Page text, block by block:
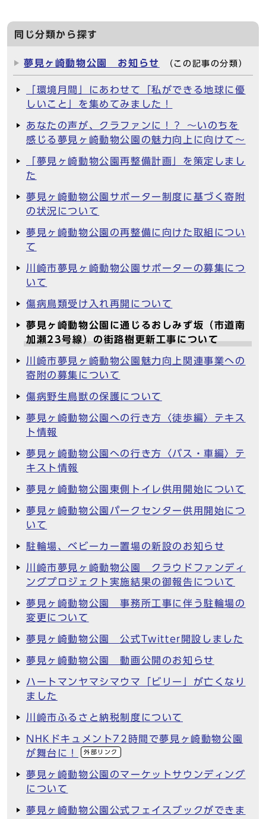
同じ分類から探す
夢見ヶ崎動物公園 お知らせ （この記事の分類）
「環境月間」にあわせて「私ができる地球に優
しいこと」を集めてみました！
あなたの声が、クラファンに！？ ～いのちを
感じる夢見ヶ崎動物公園の魅力向上に向けて～
「夢見ヶ崎動物公園再整備計画」を策定しまし
た
夢見ヶ崎動物公園サポーター制度に基づく寄附
の状況について
夢見ヶ崎動物公園の再整備に向けた取組につい
て
川崎市夢見ヶ崎動物公園サポーターの募集につ
いて
傷病鳥類受け入れ再開について
夢見ヶ崎動物公園に通じるおしみず坂（市道南
加瀬23号線）の街路樹更新工事について
川崎市夢見ヶ崎動物公園魅力向上関連事業への
寄附の募集について
傷病野生鳥獣の保護について
夢見ヶ崎動物公園への行き方〈徒歩編〉テキス
ト情報
夢見ヶ崎動物公園への行き方〈バス・車編〉テ
キスト情報
夢見ヶ崎動物公園東側トイレ供用開始について
夢見ヶ崎動物公園パークセンター供用開始につ
いて
駐輪場、ベビーカー置場の新設のお知らせ
川崎市夢見ヶ崎動物公園 クラウドファンディ
ングプロジェクト実施結果の御報告について
夢見ヶ崎動物公園 事務所工事に伴う駐輪場の
変更について
夢見ヶ崎動物公園 公式Twitter開設しました
夢見ヶ崎動物公園 動画公開のお知らせ
ハートマンヤマシマウマ「ビリー」が亡くなり
ました
川崎市ふるさと納税制度について
NHKドキュメント72時間で夢見ヶ崎動物公園
が舞台に！
外部リンク
夢見ヶ崎動物公園のマーケットサウンディング
について
夢見ヶ崎動物公園公式フェイスブックができま